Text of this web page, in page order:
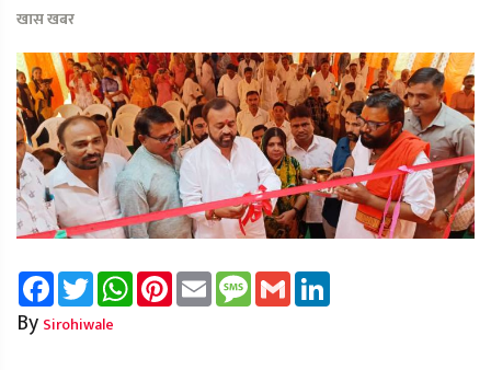
खास खबर
FacebookTwitterWhatsAppPinterest
Email Message
Gmail
By Sirohiwale